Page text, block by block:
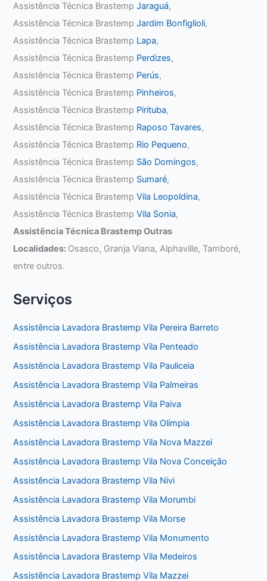
Assistência Técnica BrastempJaraguá,
Assistência Técnica BrastempJardim Bonfiglioli,
Assistência Técnica Brastemp Lapa,
Assistência Técnica Brastemp Perdizes,
Assistência Técnica Brastemp Perús,
Assistência Técnica Brastemp Pinheiros,
Assistência Técnica Brastemp Pirituba,
Assistência Técnica Brastemp Raposo Tavares,
Assistência Técnica Brastemp Rio Pequeno,
Assistência Técnica Brastemp São Domingos,
Assistência Técnica Brastemp Sumaré,
Assistência Técnica BrastempVila Leopoldina,
Assistência Técnica BrastempVila Sonia,
Assistência Técnica Brastemp Outras
Localidades: Osasco, Granja Viana, Alphaville, Tamboré,
entre outros.
Serviços
Assistência Lavadora Brastemp Vila Pereira Barreto
Assistência Lavadora Brastemp Vila Penteado
Assistência Lavadora Brastemp Vila Pauliceia
Assistência Lavadora Brastemp Vila Palmeiras
Assistência Lavadora Brastemp Vila Paiva
Assistência Lavadora Brastemp Vila Olímpia
Assistência Lavadora Brastemp Vila Nova Mazzei
Assistência Lavadora Brastemp Vila Nova Conceição
Assistência Lavadora Brastemp Vila Nivi
Assistência Lavadora Brastemp Vila Morumbi
Assistência Lavadora Brastemp Vila Morse
Assistência Lavadora Brastemp Vila Monumento
Assistência Lavadora Brastemp Vila Medeiros
Assistência Lavadora Brastemp Vila Mazzei